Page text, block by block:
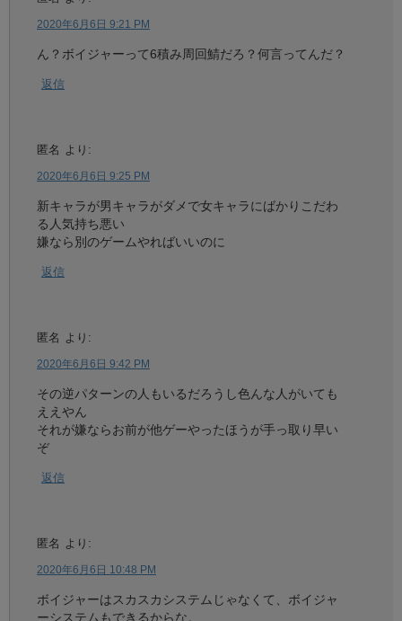
2020年6月6日 9:21 PM
ん？ボイジャーって6積み周回鯖だろ？何言ってんだ？
返信
匿名 より:
2020年6月6日 9:25 PM
新キャラが男キャラがダメで女キャラにばかりこだわ
る人気持ち悪い
嫌なら別のゲームやればいいのに
返信
匿名 より:
2020年6月6日 9:42 PM
その逆パターンの人もいるだろうし色んな人がいても
ええやん
それが嫌ならお前が他ゲーやったほうが手っ取り早い
ぞ
返信
匿名 より:
2020年6月6日 10:48 PM
ボイジャーはスカスカシステムじゃなくて、ボイジャ
ーシステムもできるからな。